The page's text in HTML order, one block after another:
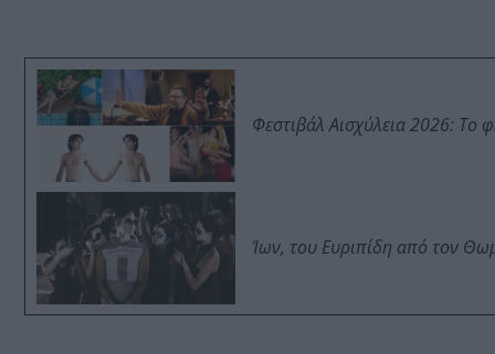
Φεστιβάλ Αισχύλεια 2026: Το
Ίων, του Ευριπίδη από τον